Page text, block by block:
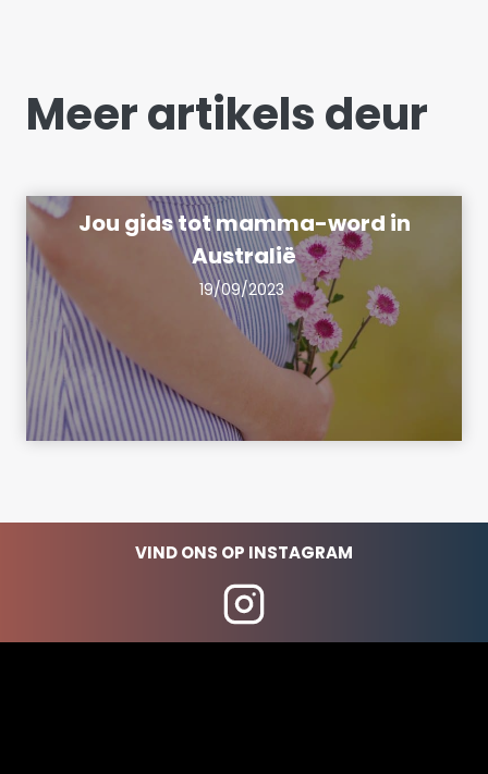
Meer artikels deur
Jou gids tot mamma-word in
Australië
19/09/2023
VIND ONS OP INSTAGRAM